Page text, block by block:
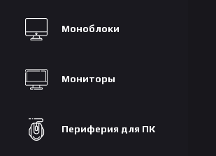
Моноблоки
Мониторы
Периферия для ПК